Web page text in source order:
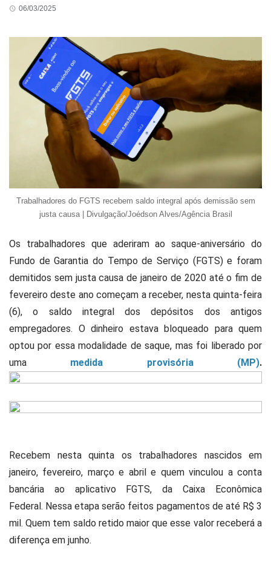
06/03/2025
Trabalhadores do FGTS recebem saldo integral após demissão sem
justa causa | Divulgação/Joédson Alves/Agência Brasil
Os trabalhadores que aderiram ao saque-aniversário do
Fundo de Garantia do Tempo de Serviço (FGTS) e foram
demitidos sem justa causa de janeiro de 2020 até o fim de
fevereiro deste ano começam a receber, nesta quinta-feira
(6), o saldo integral dos depósitos dos antigos
empregadores. O dinheiro estava bloqueado para quem
optou por essa modalidade de saque, mas foi liberado por
uma medida provisória (MP).
Recebem nesta quinta os trabalhadores nascidos em
janeiro, fevereiro, março e abril e quem vinculou a conta
bancária ao aplicativo FGTS, da Caixa Econômica
Federal. Nessa etapa serão feitos pagamentos de até R$ 3
mil. Quem tem saldo retido maior que esse valor receberá a
diferença em junho.